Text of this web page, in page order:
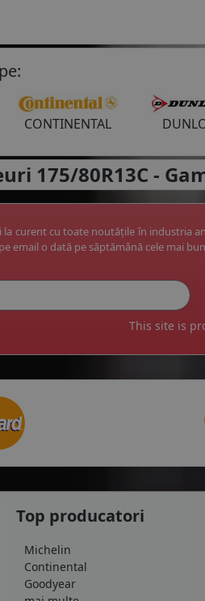
CONTINENTAL
175/80R13C -
la curent cu toate noutățile în industria
email o dată pe săptămână cele mai
This site is
Top producatori
Michelin
Continental
Goodyear